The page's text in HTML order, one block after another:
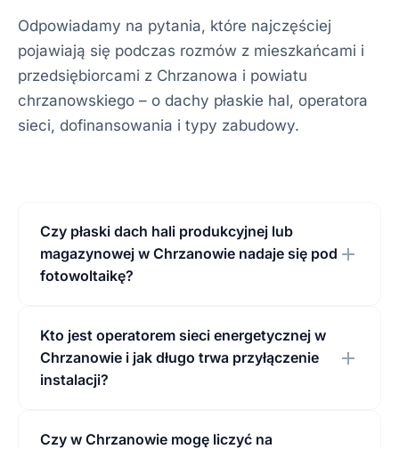
Odpowiadamy na pytania, które najczęściej
pojawiają się podczas rozmów z mieszkańcami i
przedsiębiorcami z Chrzanowa i powiatu
chrzanowskiego – o dachy płaskie hal, operatora
sieci, dofinansowania i typy zabudowy.
Czy płaski dach hali produkcyjnej lub
magazynowej w Chrzanowie nadaje się pod
fotowoltaikę?
Kto jest operatorem sieci energetycznej w
Chrzanowie i jak długo trwa przyłączenie
instalacji?
Czy w Chrzanowie mogę liczyć na